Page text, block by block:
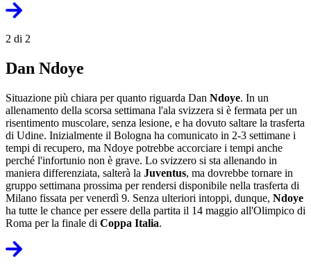
2 di 2
Dan Ndoye
Situazione più chiara per quanto riguarda Dan Ndoye. In un
allenamento della scorsa settimana l'ala svizzera si è fermata per un
risentimento muscolare, senza lesione, e ha dovuto saltare la trasferta
di Udine. Inizialmente il Bologna ha comunicato in 2-3 settimane i
tempi di recupero, ma Ndoye potrebbe accorciare i tempi anche
perché l'infortunio non è grave. Lo svizzero si sta allenando in
maniera differenziata, salterà la Juventus, ma dovrebbe tornare in
gruppo settimana prossima per rendersi disponibile nella trasferta di
Milano fissata per venerdì 9. Senza ulteriori intoppi, dunque, Ndoye
ha tutte le chance per essere della partita il 14 maggio all'Olimpico di
Roma per la finale di Coppa Italia.